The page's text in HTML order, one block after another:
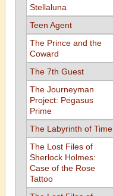
Stellaluna
Teen Agent
The Prince and the
Coward
The 7th Guest
The Journeyman
Project: Pegasus
Prime
The Labyrinth of Time
The Lost Files of
Sherlock Holmes:
Case of the Rose
Tattoo